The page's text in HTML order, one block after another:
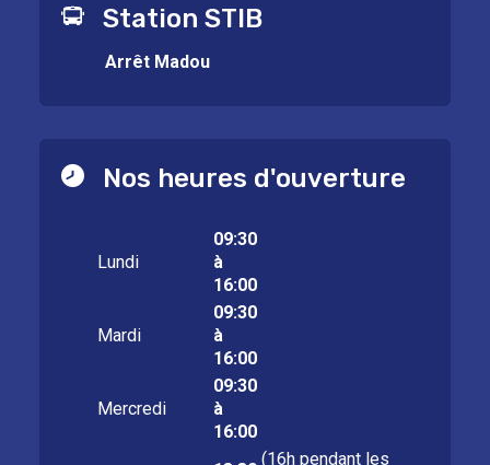
Station STIB
Arrêt Madou
Nos heures d'ouverture
Lundi
09:30
à
16:00
Mardi
09:30
à
16:00
Mercredi
09:30
à
16:00
(16h pendant les